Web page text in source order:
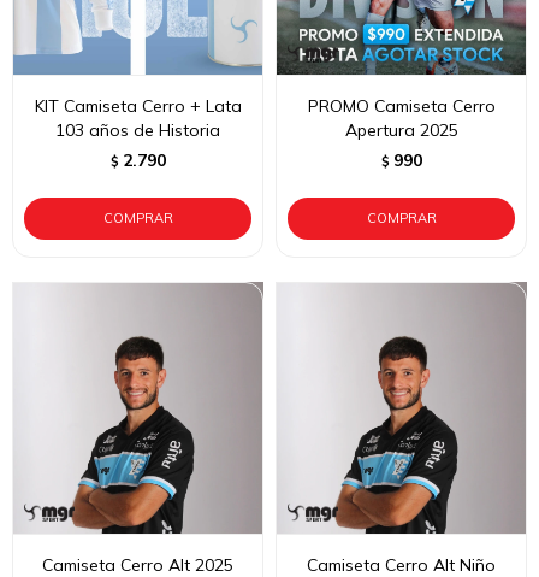
KIT Camiseta Cerro + Lata
103 años de Historia
$ 2.790
PROMO Camiseta Cerro
Apertura 2025
$ 990
Camiseta Cerro Alt 2025
Camiseta Cerro Alt Niño